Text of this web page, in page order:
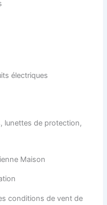
électriques
lunettes de protection,
Maison
conditions de vent de